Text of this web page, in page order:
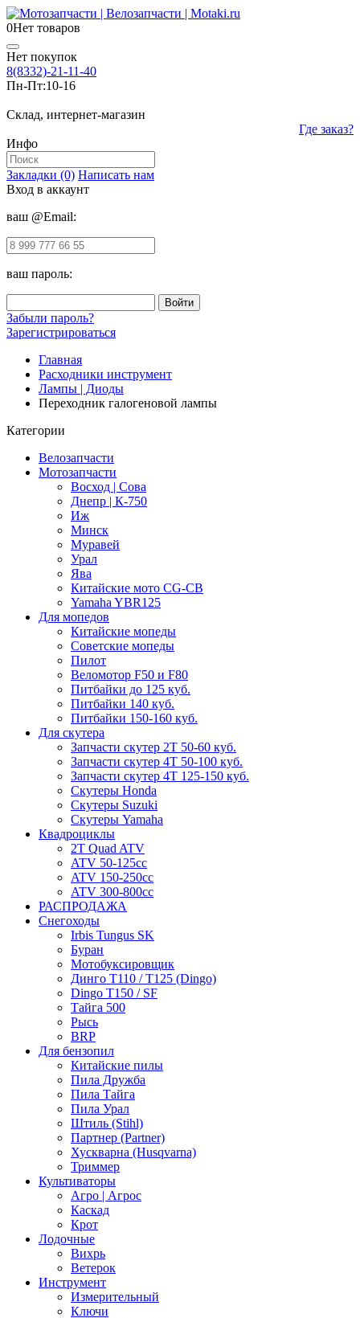
0Нет товаров
Нет покупок
8(8332)-21-11-40
Пн-Пт:10-16
Склад, интернет-магазин
Где заказ?
Инфо
Закладки (0) Написать нам
Вход в аккаунт
ваш @Email:
ваш пароль:
Забыли пароль?
Зарегистрироваться
Главная
Расходники инструмент
Лампы | Диоды
Переходник галогеновой лампы
Категории
Велозапчасти
Мотозапчасти
Восход | Сова
Днепр | К-750
Иж
Минск
Муравей
Урал
Ява
Китайские мото CG-CB
Yamaha YBR125
Для мопедов
Китайские мопеды
Советские мопеды
Пилот
Веломотор F50 и F80
Питбайки до 125 куб.
Питбайки 140 куб.
Питбайки 150-160 куб.
Для скутера
Запчасти скутер 2Т 50-60 куб.
Запчасти скутер 4Т 50-100 куб.
Запчасти скутер 4Т 125-150 куб.
Скутеры Honda
Скутеры Suzuki
Скутеры Yamaha
Квадроциклы
2T Quad ATV
ATV 50-125cc
ATV 150-250cc
ATV 300-800cc
РАСПРОДАЖА
Снегоходы
Irbis Tungus SK
Буран
Мотобуксировщик
Динго T110 / T125 (Dingo)
Dingo T150 / SF
Тайга 500
Рысь
BRP
Для бензопил
Китайские пилы
Пила Дружба
Пила Тайга
Пила Урал
Штиль (Stihl)
Партнер (Partner)
Хускварна (Husqvarna)
Триммер
Культиваторы
Агро | Агрос
Каскад
Крот
Лодочные
Вихрь
Ветерок
Инструмент
Измерительный
Ключи